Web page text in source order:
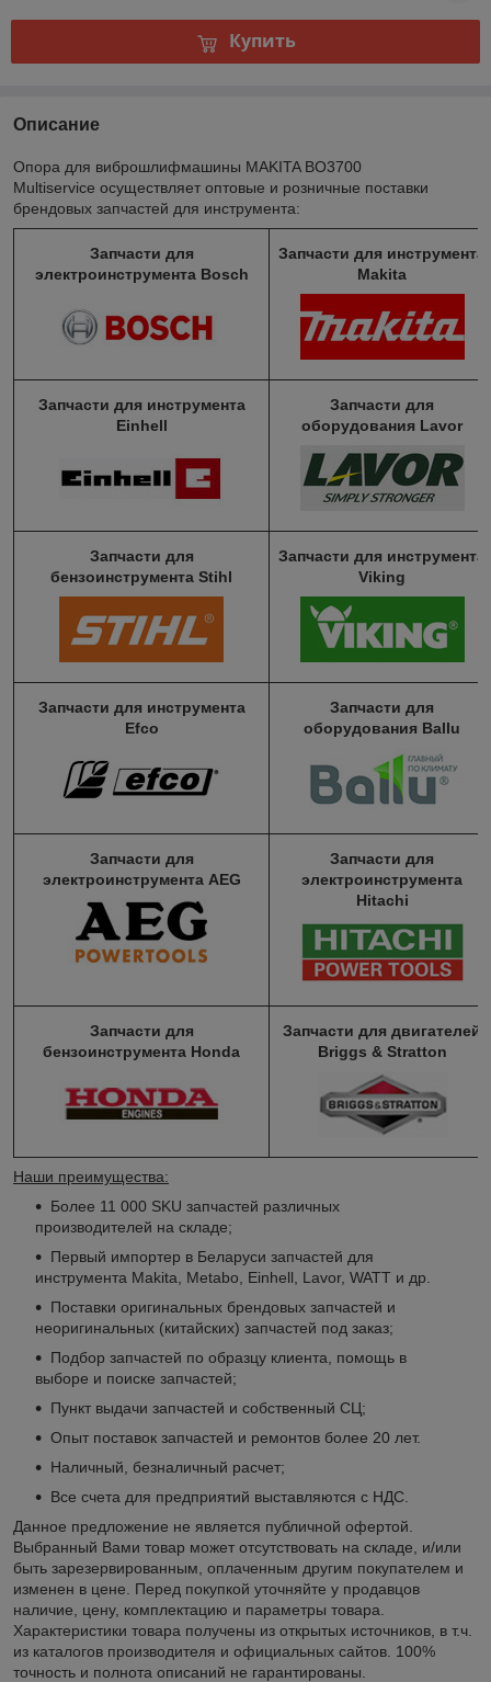
Купить
Описание
Опора для виброшлифмашины MAKITA BO3700
Multiservice осуществляет оптовые и розничные поставки
брендовых запчастей для инструмента:
Запчасти для
электроинструмента Bosch
Запчасти для инструмента
Makita
Запчасти для инструмента
Einhell
Запчасти для
оборудования Lavor
Запчасти для
бензоинструмента Stihl
Запчасти для инструмента
Viking
Запчасти для инструмента
Efco
Запчасти для
оборудования Ballu
Запчасти для
электроинструмента AEG
Запчасти для
электроинструмента
Hitachi
Запчасти для
бензоинструмента Honda
Запчасти для двигателей
Briggs & Stratton
Наши преимущества:
Более 11 000 SKU запчастей различных
производителей на складе;
Первый импортер в Беларуси запчастей для
инструмента Makita, Metabo, Einhell, Lavor, WATT и др.
Поставки оригинальных брендовых запчастей и
неоригинальных (китайских) запчастей под заказ;
Подбор запчастей по образцу клиента, помощь в
выборе и поиске запчастей;
Пункт выдачи запчастей и собственный СЦ;
Опыт поставок запчастей и ремонтов более 20 лет.
Наличный, безналичный расчет;
Все счета для предприятий выставляются с НДС.
Данное предложение не является публичной офертой.
Выбранный Вами товар может отсутствовать на складе, и/или
быть зарезервированным, оплаченным другим покупателем и
изменен в цене. Перед покупкой уточняйте у продавцов
наличие, цену, комплектацию и параметры товара.
Характеристики товара получены из открытых источников, в т.ч.
из каталогов производителя и официальных сайтов. 100%
точность и полнота описаний не гарантированы.